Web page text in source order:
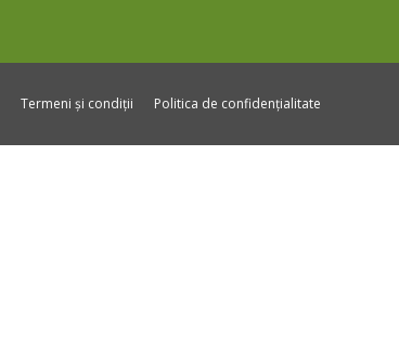
Termeni și condiții Politica de confidențialitate